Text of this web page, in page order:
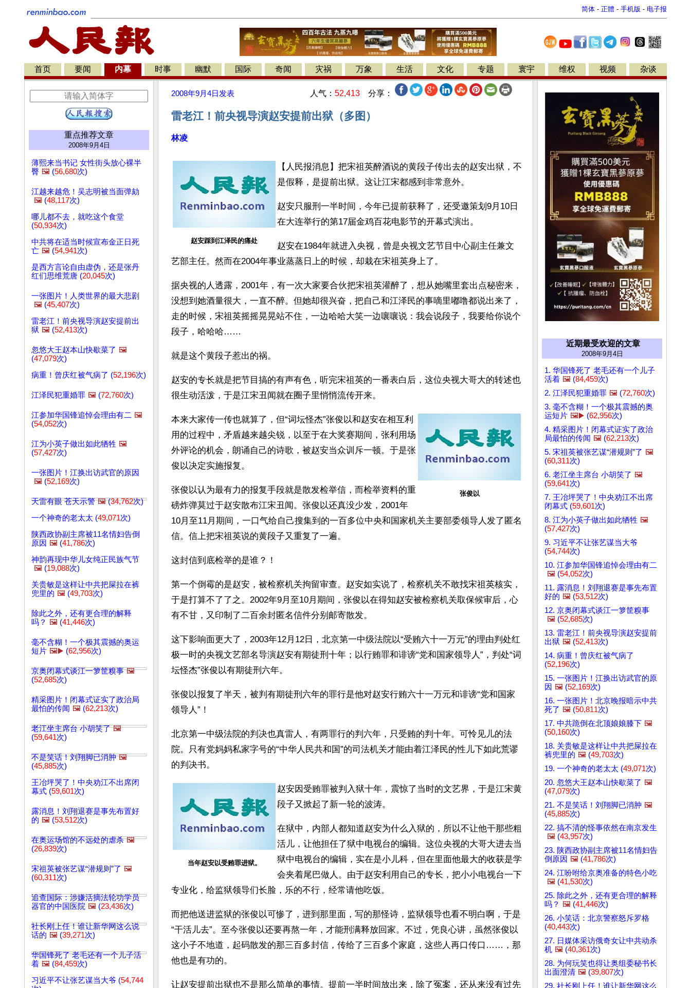
简体 - 正體 - 手机版 - 电子报
首页 要闻 内幕 时事 幽默 国际 奇闻 灾祸 万象 生活 文化 专题 寰宇 维权 视频 杂谈
重点推荐文章
2008年9月4日
薄熙来当书记 女性街头放心裸半
臀 🖼️ (56,680次)
江越来越危！吴志明被当面弹劾
🖼️ (48,117次)
哪儿都不去，就吃这个食堂
(50,934次)
中共将在适当时候宣布金正日死
亡 🖼️ (54,941次)
是西方言论自由虚伪，还是张丹
红们思维荒唐 (20,045次)
一张图片！人类世界的最大悲剧
🖼️ (45,407次)
雷老江！前央视导演赵安提前出
狱 🖼️ (52,413次)
忽悠大王赵本山快歇菜了 🖼️
(47,079次)
病重！曾庆红被气病了 (52,196次)
江泽民犯重婚罪 🖼️ (72,760次)
江参加华国锋追悼会理由有二 🖼️
(54,052次)
江为小英子做出如此牺牲 🖼️
(57,427次)
一张图片！江换出访武官的原因
🖼️ (52,169次)
天雷有眼 苍天示警 🖼️(34,762次)
一个神奇的老太太 (49,071次)
陕西政协副主席被11名情妇告倒
原因 🖼️ (41,786次)
神韵再现中华儿女纯正民族气节
🖼️ (19,088次)
关贵敏是这样让中共把屎拉在裤
兜里的 🖼️ (49,703次)
除此之外，还有更合理的解释
吗？ 🖼️ (41,446次)
毫不含糊！一个极其震撼的奥运
短片 🖼️▶️ (62,956次)
京奥闭幕式谈江一箩筐糗事 🖼️
(52,685次)
精采图片！闭幕式证实了政治局
最怕的传闻 🖼️ (62,213次)
老江坐主席台 小胡笑了 🖼️
(59,641次)
不是笑话！刘翔脚已消肿 🖼️
(45,885次)
王冶坪哭了！中央劝江不出席闭
幕式 (59,601次)
露消息！刘翔退赛是事先布置好
的 🖼️ (53,512次)
在奥运场馆的不远处的虐杀 🖼️
(26,839次)
宋祖英被张艺谋“潜规则”了 🖼️
(60,311次)
追查国际：涉嫌活摘法轮功学员
器官的中国医院 🖼️ (23,436次)
社长刚上任！谁让新华网这么说
话的 🖼️ (39,271次)
华国锋死了 老毛还有一个儿子活
着 🖼️ (84,459次)
习近平不让张艺谋当大爷 (54,744
2008年9月4日 发表 人气： 52,413 分享：
雷老江！前央视导演赵安提前出狱（多图）
林凌
赵安踩到江泽民的痛处
【人民报消息】把宋祖英醉酒说的黄段子传出去的赵安出狱，不
是假释，是提前出狱。这让江宋都感到非常意外。
赵安只服刑一半时间，今年已提前获释了，还受邀策划9月10日
在大连举行的第17届金鸡百花电影节的开幕式演出。
赵安在1984年就进入央视，曾是央视文艺节目中心副主任兼文
艺部主任。然而在2004年事业蒸蒸日上的时候，却栽在宋祖英身上了。
据央视的人透露，2001年，有一次大家要合伙把宋祖英灌醉了，想从她嘴里套出点秘密来，
没想到她酒量很大，一直不醉。但她却很兴奋，把自己和江泽民的事嘀里嘟噜都说出来了，
走的时候，宋祖英摇摇晃晃站不住，一边哈哈大笑一边嚷嚷说：我会说段子，我要给你说个
段子，哈哈哈……
就是这个黄段子惹出的祸。
赵安的专长就是把节目搞的有声有色，听完宋祖英的一番表白后，这位央视大哥大的转述也
很生动活泼，于是江宋丑闻就在圈子里悄悄流传开来。
张俊以
本来大家传一传也就算了，但“词坛怪杰”张俊以和赵安在相互利
用的过程中，矛盾越来越尖锐，以至于在大奖赛期间，张利用场
外评论的机会，朗诵自己的诗歌，被赵安当众训斥一顿。于是张
俊以决定实施报复。
张俊以认为最有力的报复手段就是散发检举信，而检举资料的重
磅炸弹莫过于赵安散布江宋丑闻。张俊以还真没少发，2001年
10月至11月期间，一口气给自己搜集到的一百多位中央和国家机关主要部委领导人发了匿名
信。信上把宋祖英说的黄段子又重复了一遍。
这封信到底检举的是谁？！
第一个倒霉的是赵安，被检察机关拘留审查。赵安如实说了，检察机关不敢找宋祖英核实，
于是打算不了了之。2002年9月至10月期间，张俊以在得知赵安被检察机关取保候审后，心
有不甘，又印制了二百余封匿名信件分别邮寄散发。
这下影响面更大了，2003年12月12日，北京第一中级法院以“受贿六十一万元”的理由判处红
极一时的央视文艺部名导演赵安有期徒刑十年；以行贿罪和诽谤“党和国家领导人”，判处“词
坛怪杰”张俊以有期徒刑六年。
张俊以报复了半天，被判有期徒刑六年的罪行是他对赵安行贿六十一万元和诽谤“党和国家
领导人”！
北京第一中级法院的判决也真雷人，有两罪行的判六年，只受贿的判十年。可怜见儿的法
院。只有党妈妈私家字号的“中华人民共和国”的司法机关才能由着江泽民的性儿下如此荒谬
的判决书。
当年赵安以受贿罪进狱。
赵安因受贿罪被判入狱十年，震惊了当时的文艺界，于是江宋黄
段子又掀起了新一轮的波涛。
在狱中，内部人都知道赵安为什么入狱的，所以不让他干那些粗
活儿，让他担任了狱中电视台的编辑。这位央视的大哥大进去当
狱中电视台的编辑，实在是小儿科，但在里面他最大的收获是学
会夹着尾巴做人。由于赵安利用自己的专长，把小小电视台一下
专业化，给监狱领导们长脸，乐的不行，经常请他吃饭。
而把他送进监狱的张俊以可惨了，进到那里面，写的那怪诗，监狱领导也看不明白啊，于是
“干活儿去”。至今张俊以还要再熬一年，才能刑满释放回家。不过，凭良心讲，虽然张俊以
这小子不地道，起码散发的那三百多封信，传给了三百多个家庭，这些人再口传口……，那
他也是有功的。
让赵安提前出狱也不是那么简单的事情。提前一半时间放出来，除了冤案，还从来没有过先
近期最受欢迎的文章
2008年9月4日
1. 华国锋死了 老毛还有一个儿子
活着 🖼️ (84,459次)
2. 江泽民犯重婚罪 🖼️ (72,760次)
3. 毫不含糊！一个极其震撼的奥
运短片 🖼️▶️ (62,956次)
4. 精采图片！闭幕式证实了政治
局最怕的传闻 🖼️ (62,213次)
5. 宋祖英被张艺谋“潜规则”了 🖼️
(60,311次)
6. 老江坐主席台 小胡笑了 🖼️
(59,641次)
7. 王冶坪哭了！中央劝江不出席
闭幕式 (59,601次)
8. 江为小英子做出如此牺牲 🖼️
(57,427次)
9. 习近平不让张艺谋当大爷
(54,744次)
10. 江参加华国锋追悼会理由有二
🖼️ (54,052次)
11. 露消息！刘翔退赛是事先布置
好的 🖼️ (53,512次)
12. 京奥闭幕式谈江一箩筐糗事
🖼️ (52,685次)
13. 雷老江！前央视导演赵安提前
出狱 🖼️ (52,413次)
14. 病重！曾庆红被气病了
(52,196次)
15. 一张图片！江换出访武官的原
因 🖼️ (52,169次)
16. 一张图片！北京晚报暗示中共
死了 🖼️ (50,811次)
17. 中共跪倒在北顶娘娘膝下 🖼️
(50,160次)
18. 关贵敏是这样让中共把屎拉在
裤兜里的 🖼️ (49,703次)
19. 一个神奇的老太太 (49,071次)
20. 忽悠大王赵本山快歇菜了 🖼️
(47,079次)
21. 不是笑话！刘翔脚已消肿 🖼️
(45,885次)
22. 搞不清的怪事依然在南京发生
🖼️ (43,957次)
23. 陕西政协副主席被11名情妇告
倒原因 🖼️ (41,786次)
24. 江吩咐给京奥准备的特色小吃
🖼️ (41,530次)
25. 除此之外，还有更合理的解释
吗？ 🖼️ (41,446次)
26. 小笑话：北京警察怒斥罗格
(40,443次)
27. 日媒体采访俄奇女让中共动杀
机 🖼️ (40,361次)
28. 为何玩笑也得让奥组委秘书长
出面澄清 🖼️ (39,807次)
29. 社长刚上任！谁让新华网这么